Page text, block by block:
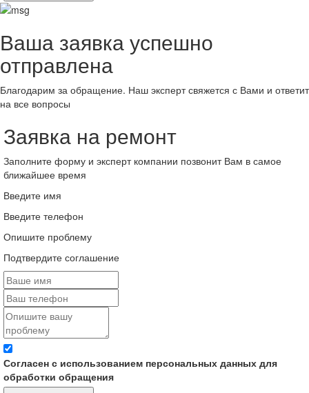
Ваша заявка успешно
отправлена
Благодарим за обращение. Наш эксперт свяжется с Вами и ответит
на все вопросы
Заявка на ремонт
Заполните форму и эксперт компании позвонит Вам в самое
ближайшее время
Введите имя
Введите телефон
Опишите проблему
Подтвердите соглашение
Согласен с использованием персональных данных для
обработки обращения